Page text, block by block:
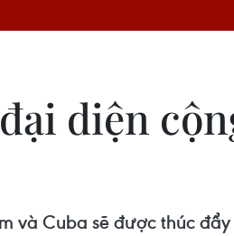
diện
và Cuba sẽ được thúc